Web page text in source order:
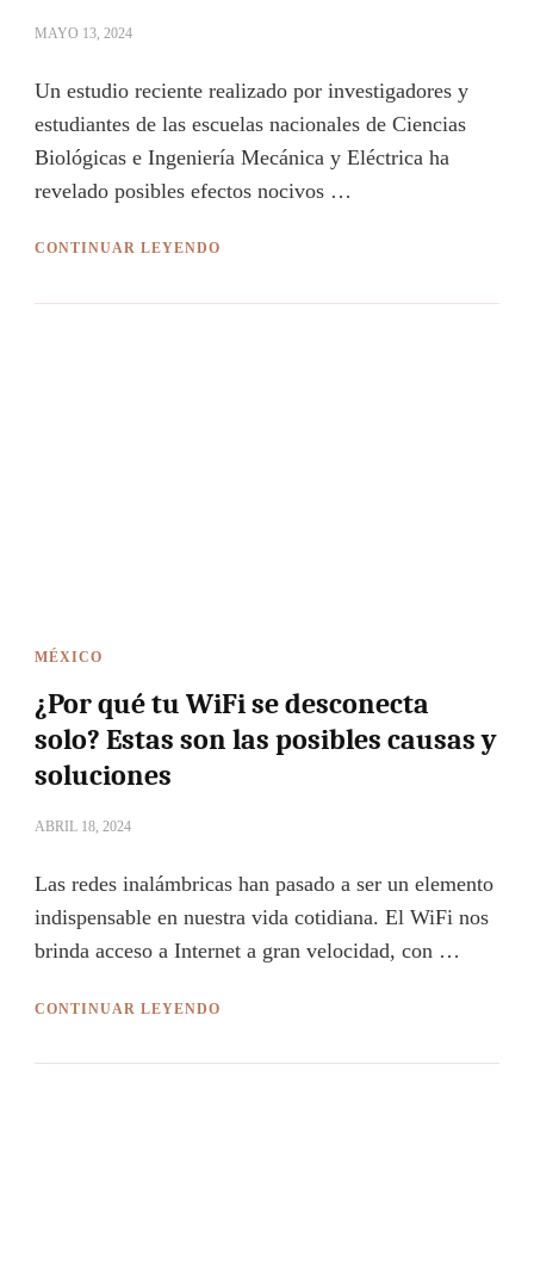
MAYO 13, 2024
Un estudio reciente realizado por investigadores y
estudiantes de las escuelas nacionales de Ciencias
Biológicas e Ingeniería Mecánica y Eléctrica ha
revelado posibles efectos nocivos …
CONTINUAR LEYENDO
MÉXICO
¿Por qué tu WiFi se desconecta
solo? Estas son las posibles causas y
soluciones
ABRIL 18, 2024
Las redes inalámbricas han pasado a ser un elemento
indispensable en nuestra vida cotidiana. El WiFi nos
brinda acceso a Internet a gran velocidad, con …
CONTINUAR LEYENDO